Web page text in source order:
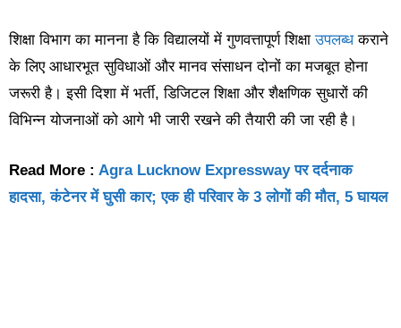
शिक्षा विभाग का मानना है कि विद्यालयों में गुणवत्तापूर्ण शिक्षाउपलब्धकराने
के लिए आधारभूत सुविधाओं और मानव संसाधन दोनों का मजबूत होना
जरूरी है। इसी दिशा में भर्ती, डिजिटल शिक्षा और शैक्षणिक सुधारों की
विभिन्न योजनाओं को आगे भी जारी रखने की तैयारी की जा रही है।
Read More : Agra Lucknow Expressway पर दर्दनाक
हादसा, कंटेनर में घुसी कार; एक ही परिवार के 3 लोगों की मौत, 5 घायल